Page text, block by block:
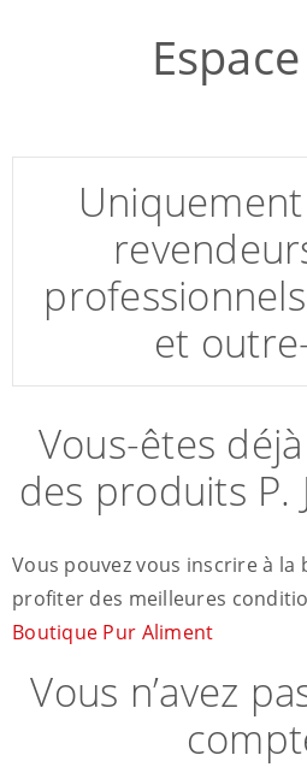
et
Vous-êtes
des produits P.
Vous pouvez vous inscrire à
profiter des meilleures
Boutique Pur Aliment
Vous n’avez